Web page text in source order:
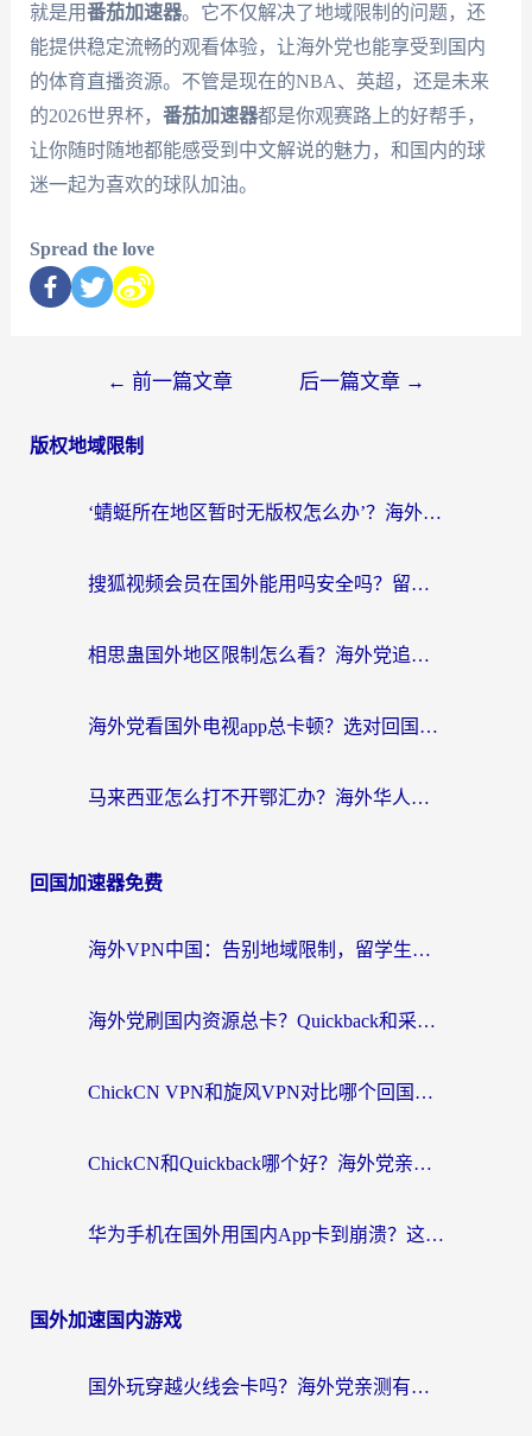
就是用番茄加速器。它不仅解决了地域限制的问题，还
能提供稳定流畅的观看体验，让海外党也能享受到国内
的体育直播资源。不管是现在的NBA、英超，还是未来
的2026世界杯， 番茄加速器都是你观赛路上的好帮手，
让你随时随地都能感受到中文解说的魅力，和国内的球
迷一起为喜欢的球队加油。
Spread the love
← 前一篇文章 后一篇文章 →
版权地域限制
‘蜻蜓所在地区暂时无版权怎么办’？海外党看国内内容、办国内事的实用指南
搜狐视频会员在国外能用吗安全吗？留学生亲测有效的回国观影解决方案
相思蛊国外地区限制怎么看？海外党追剧听歌的终极解决方案
海外党看国外电视app总卡顿？选对回国加速器，追剧购物两不误
马来西亚怎么打不开鄂汇办？海外华人必备的回国加速指南，解决追剧、办事、阅读难题
回国加速器免费
海外VPN中国：告别地域限制，留学生与华人如何轻松刷国内剧、玩国服？
海外党刷国内资源总卡？Quickback和采集蜂好用吗？这篇指南帮你避坑
ChickCN VPN和旋风VPN对比哪个回国效果更好？海外党亲测实用指南
ChickCN和Quickback哪个好？海外党亲测回国加速器，轻松解锁国内资源（附避坑指南）
华为手机在国外用国内App卡到崩溃？这篇加速器指南帮你无缝刷剧打游戏
国外加速国内游戏
国外玩穿越火线会卡吗？海外党亲测有效的国服游戏加速指南